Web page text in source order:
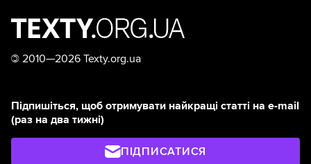
© 2010—2026 Texty.org.ua
Підпишіться, щоб отримувати найкращі статті на e-mail
(раз на два тижні)
ПІДПИСАТИСЯ